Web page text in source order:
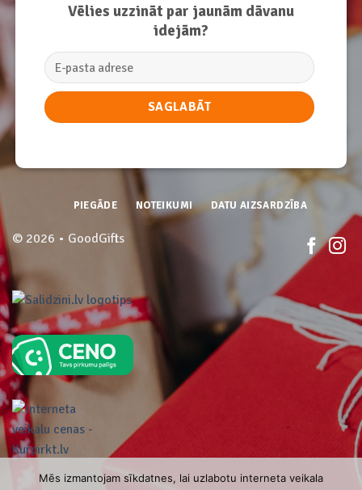
Vēlies uzzināt par jaunām dāvanu
idejām?
© 2026 • GoodGifts
PIEGĀDE NOTEIKUMI DATU AIZSARDZĪBA
Mēs izmantojam sīkdatnes, lai uzlabotu interneta veikala